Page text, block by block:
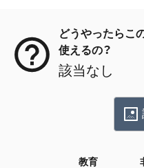
どうやったらこ
使えるの？
該当なし
教育